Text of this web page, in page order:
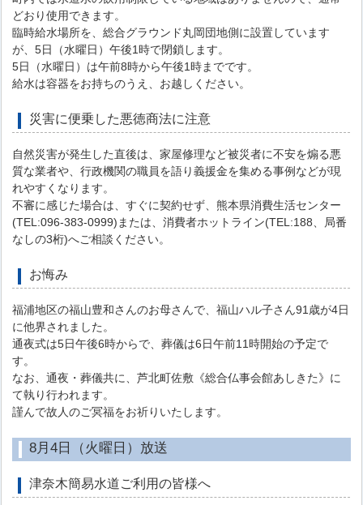
どおり使用できます。
臨時給水場所を、総合グラウンド丸岡団地側に設置しています
が、5日（水曜日）午後1時で閉鎖します。
5日（水曜日）は午前8時から午後1時までです。
給水は容器をお持ちのうえ、お越しください。
災害に便乗した悪徳商法に注意
自然災害が発生した直後は、家屋修理など被災者に不安を煽る悪
質な業者や、行政機関の職員を語り義援金を集める事例などが現
れやすくなります。
不審に感じた場合は、すぐに契約せず、熊本県消費生活センター
(TEL:096-383-0999)または、消費者ホットライン(TEL:188、局番
なしの3桁)へご相談ください。
お悔み
福浦地区の福山豊和さんのお母さんで、福山ハル子さん91歳が4日
に他界されました。
通夜式は5日午後6時からで、葬儀は6日午前11時開始の予定で
す。
なお、通夜・葬儀共に、芦北町佐敷《総合仏事会館あしきた》に
て執り行われます。
謹んで故人のご冥福をお祈りいたします。
8月4日（火曜日）放送
津奈木簡易水道ご利用の皆様へ